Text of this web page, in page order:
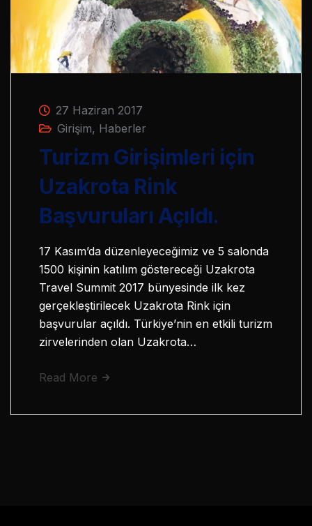
27 Haziran 2017
Girişim, Haberler
Turizm Girişimleri için
Uzakrota Rink
Başvuruları Açıldı.
17 Kasım’da düzenleyeceğimiz ve 5 salonda
1500 kişinin katılım göstereceği Uzakrota
Travel Summit 2017 bünyesinde ilk kez
gerçekleştirilecek Uzakrota Rink için
başvurular açıldı. Türkiye’nin en etkili turizm
zirvelerinden olan Uzakrota…
Read More